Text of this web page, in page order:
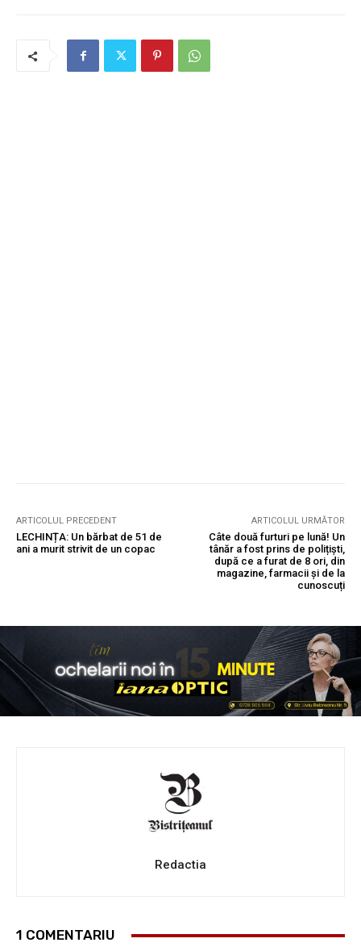
ARTICOLUL PRECEDENT
LECHINȚA: Un bărbat de 51 de
ani a murit strivit de un copac
ARTICOLUL URMĂTOR
Câte două furturi pe lună! Un
tânăr a fost prins de polițiști,
după ce a furat de 8 ori, din
magazine, farmacii și de la
cunoscuți
Redactia
1 COMENTARIU